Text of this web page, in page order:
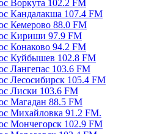
Воркута 102.2 FM
Кандалакша 107.4 FM
Кемерово 88.0 FM
Кириши 97.9 FM
Конаково 94.2 FM
Куйбышев 102.8 FM
Лангепас 103.6 FM
Лесосибирск 105.4 FM
Лиски 103.6 FM
Магадан 88.5 FM
Михайловка 91.2 FM.
Мончегорск 102.9 FM